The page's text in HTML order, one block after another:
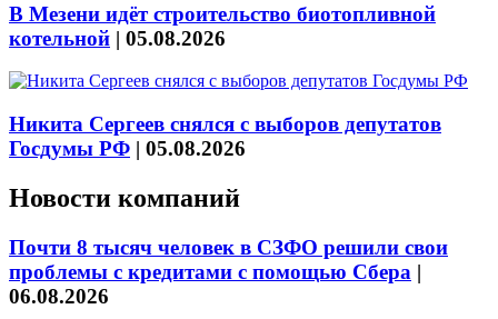
В Мезени идёт строительство биотопливной
котельной | 05.08.2026
Никита Сергеев снялся с выборов депутатов
Госдумы РФ | 05.08.2026
Новости компаний
Почти 8 тысяч человек в СЗФО решили свои
проблемы с кредитами с помощью Сбера |
06.08.2026